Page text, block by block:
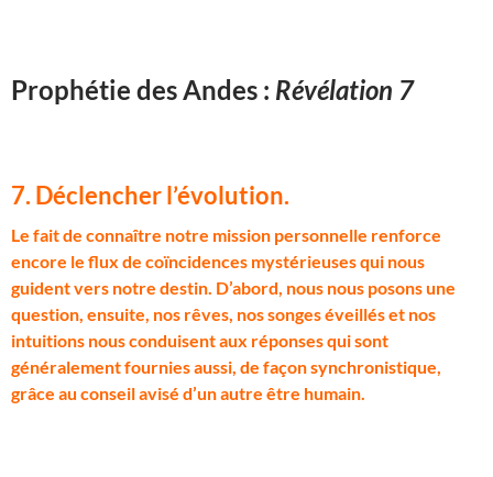
Prophétie des Andes : Révélation 7
7. Déclencher l’évolution.
L e fait de connaître notre mission personnelle renforce
encore le flux de coïncidences mystérieuses qui nous
guident vers notre destin. D’abord, nous nous posons une
question, ensuite, nos rêves, nos songes éveillés et nos
intuitions nous conduisent aux réponses qui sont
généralement fournies aussi, de façon synchronistique,
grâce au conseil avisé d’un autre être humain.